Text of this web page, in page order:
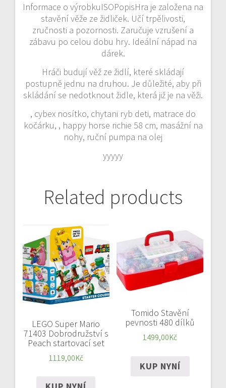
Informace o výrobkuISOPopisHra je založena na
stavění věže ze židliček. Učí trpělivosti,
zručnosti a pozornosti. Zaručuje vzrušení a
zábavu po celou dobu hry. Ideální nápad na
dárek.
Hráči budují věž ze židlí, které skládají
postupně jednu na druhou. Je důležité, aby při
skládání se nedotknout židle, která již je na věži.
, cybex nosítko, chytani ryb deti, matrace do
kočárku, , happy horse richie 58 cm, masážní na
nohy, ruční pumpa na olej
yyyyy
Related products
LEGO Super Mario
71403 Dobrodružství s
Peach startovací set
1119,00Kč
Tomido Stavění
pevnosti 480 dílků
1499,00Kč
KUP NYNÍ